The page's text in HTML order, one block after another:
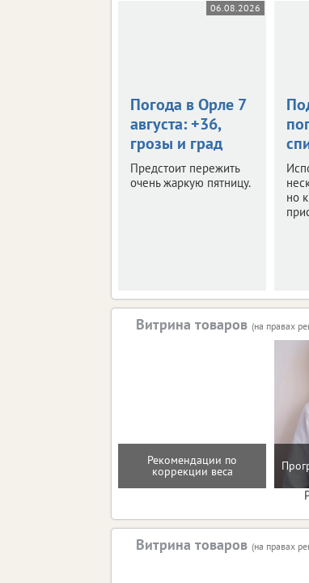
06.08.2026
Погода в Орле 7
августа: +36,
грозы и град
Предстоит пережить
очень жаркую пятницу.
но
Витрина товаров (на правах
Рекомендации по
коррекции веса
Витрина товаров (на правах